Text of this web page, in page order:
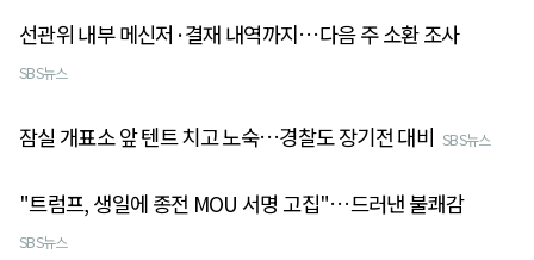
선관위 내부 메신저·결재 내역까지…다음 주 소환 조사
SBS뉴스
잠실 개표소 앞 텐트 치고 노숙…경찰도 장기전 대비 SBS뉴스
"트럼프, 생일에 종전 MOU 서명 고집"…드러낸 불쾌감
SBS뉴스